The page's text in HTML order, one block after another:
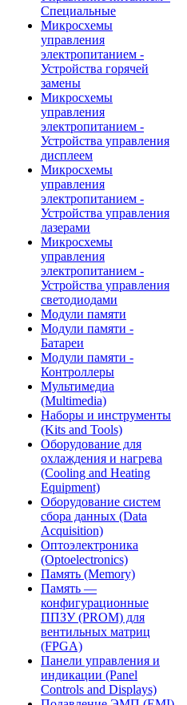
Специальные
Микросхемы
управления
электропитанием -
Устройства горячей
замены
Микросхемы
управления
электропитанием -
Устройства управления
дисплеем
Микросхемы
управления
электропитанием -
Устройства управления
лазерами
Микросхемы
управления
электропитанием -
Устройства управления
светодиодами
Модули памяти
Модули памяти -
Батареи
Модули памяти -
Контроллеры
Мультимедиа
(Multimedia)
Наборы и инструменты
(Kits and Tools)
Оборудование для
охлаждения и нагрева
(Cooling and Heating
Equipment)
Оборудование систем
сбора данных (Data
Acquisition)
Оптоэлектроника
(Optoelectronics)
Память (Memory)
Память —
конфигурационные
ППЗУ (PROM) для
вентильных матриц
(FPGA)
Панели управления и
индикации (Panel
Controls and Displays)